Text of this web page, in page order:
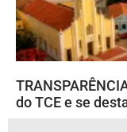
do TCE e se